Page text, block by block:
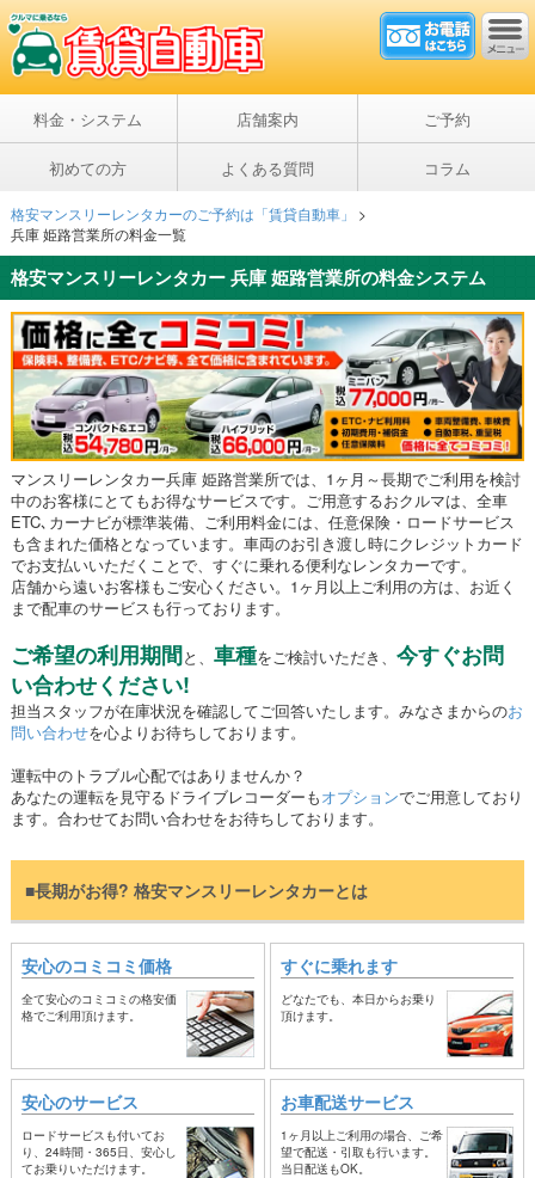
料金・システム 店舗案内 ご予約
初めての方 よくある質問 コラム
格安マンスリーレンタカーのご予約は「賃貸自動車」
>
兵庫 姫路営業所の料金一覧
格安マンスリーレンタカー 兵庫 姫路営業所の料金システム
マンスリーレンタカー兵庫 姫路営業所では、1ヶ月～長期でご利用を検討
中のお客様にとてもお得なサービスです。ご用意するおクルマは、全車
ETC､カーナビが標準装備、ご利用料金には、任意保険・ロードサービス
も含まれた価格となっています。車両のお引き渡し時にクレジットカード
でお支払いいただくことで、すぐに乗れる便利なレンタカーです。
店舗から遠いお客様もご安心ください。1ヶ月以上ご利用の方は、お近く
まで配車のサービスも行っております。
ご希望の利用期間と、 車種をご検討いただき、 今すぐお問
い合わせください!
担当スタッフが在庫状況を確認してご回答いたします。みなさまからのお
問い合わせを心よりお待ちしております。
運転中のトラブル心配ではありませんか？
あなたの運転を見守るドライブレコーダーもオプションでご用意しており
ます。合わせてお問い合わせをお待ちしております。
■長期がお得? 格安マンスリーレンタカーとは
安心のコミコミ価格
全て安心のコミコミの格安価
格でご利用頂けます。
すぐに乗れます
どなたでも、本日からお乗り
頂けます。
安心のサービス
ロードサービスも付いてお
り、24時間・365日、安心し
てお乗りいただけます。
お車配送サービス
1ヶ月以上ご利用の場合、ご希
望で配送・引取も行います。
当日配送もOK。